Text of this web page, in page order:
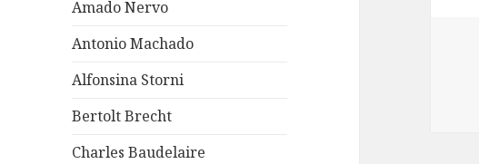
Amado Nervo
Antonio Machado
Alfonsina Storni
Bertolt Brecht
Charles Baudelaire